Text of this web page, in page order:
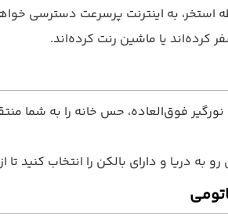
استخر، به اینترنت پرسرعت دسترسی
کرده‌اند یا ماشین رنت کرده‌اند.
فوق‌العاده، حس خانه را به شما
به دریا و دارای بالکن را انتخاب کنید